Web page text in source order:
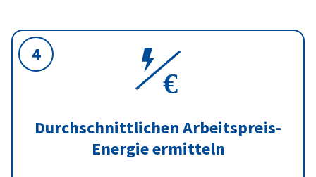
4
Durchschnittlichen Arbeitspreis-
Energie ermitteln